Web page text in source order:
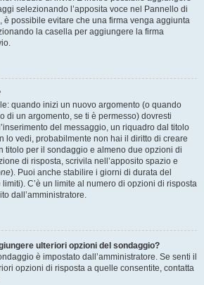
selezionando l’apposita voce nel Pannello di
è possibile evitare che una firma venga aggiunta
la casella per aggiungere la firma
quando inizi un nuovo argomento (o quando
di un argomento, se ti è permesso) dovresti
del messaggio, un riquadro dal titolo
lo vedi, probabilmente non hai il diritto di creare
titolo per il sondaggio e almeno due opzioni di
di risposta, scrivila nell’apposito spazio e
). Puoi anche stabilire i giorni di durata del
C’è un limite al numero di opzioni di risposta
dall’amministratore.
ulteriori opzioni del sondaggio?
è impostato dall’amministratore. Se senti il
opzioni di risposta a quelle consentite, contatta